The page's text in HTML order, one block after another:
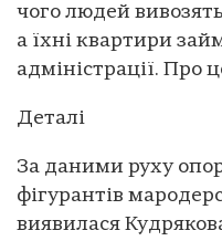
чого людей
а їхні квартири
адміністрації. Про
Деталі
За даними руху
фігурантів
виявилася